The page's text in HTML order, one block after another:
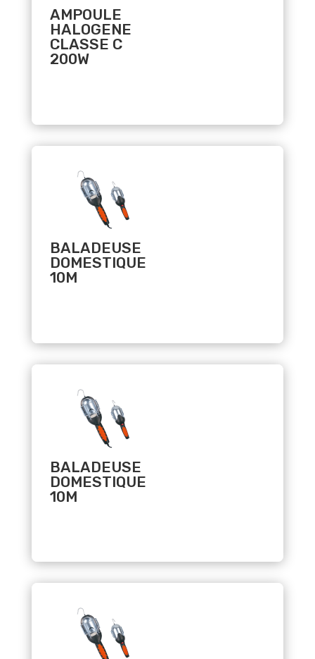
AMPOULE
HALOGENE
CLASSE C
200W
BALADEUSE
DOMESTIQUE
10M
BALADEUSE
DOMESTIQUE
10M